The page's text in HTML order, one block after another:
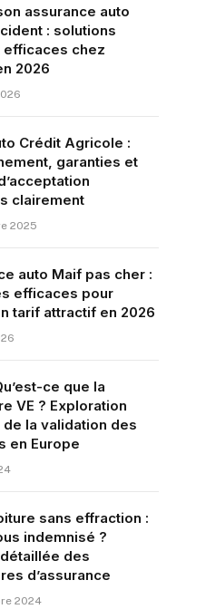
assurance auto
: solutions
efficaces chez
2026
Crédit Agricole :
garanties et
clairement
2025
auto Maif pas cher :
efficaces pour
tarif attractif en 2026
ce que la
VE ? Exploration
la validation des
en Europe
sans effraction :
indemnisé ?
des
d’assurance
2024